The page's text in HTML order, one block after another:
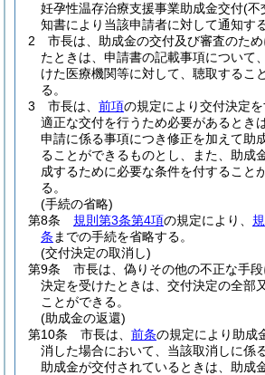
妊孕性温存治療支援事業助成金交付(不
知書により当該申請者に対して通知す
2
市長は、助成金の交付及び審査のた
たときは、申請書の記載事項について
けた医療機関等に対して、聴取するこ
る。
3
市長は、 前項の規定により交付決定を
適正な交付を行うため必要があるとき
申請に係る事項につき修正を加えて助
ることができるものとし、また、助成
成するために必要な条件を付すること
る。
(手続の省略)
第8条
規則第3条第4項の規定により、
条 までの手続を省略する。
(交付決定の取消し)
第9条
市長は、偽りその他の不正な手
決定を受けたときは、交付決定の全部
ことができる。
(助成金の返還)
第10条
市長は、 前条の規定により助成
消した場合において、当該取消しに係
助成金が交付されているときは、助成